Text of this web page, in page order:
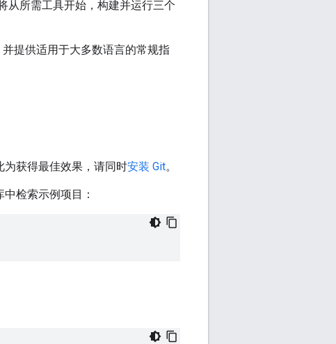
从所需工具开始，构建并运行三个
并提供适用于大多数语言的常规指
为获得最佳效果，请同时安装 Git。
检索示例项目：